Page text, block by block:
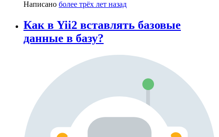
Написано более трёх лет назад
Как в Yii2 вставлять базовые
данные в базу?